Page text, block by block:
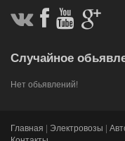
Случайное
Нет обьявлений!
Главная | Электровозы |